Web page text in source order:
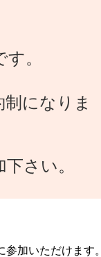
。
になりま
さい。
加いただけます。